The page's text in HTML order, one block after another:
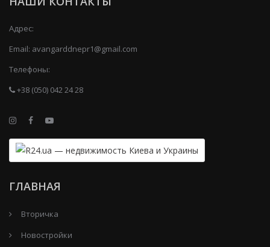
Адрес:
Email: avangarddnepr1@gmail.com
Телефоны:
+38 (050) 042 24 28
ГЛАВНАЯ
Вторичка
Новостройки